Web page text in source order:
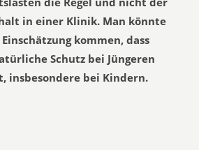
in einer Klinik. Man könnte
kommen, dass
Schutz bei Jüngeren
insbesondere bei Kindern.